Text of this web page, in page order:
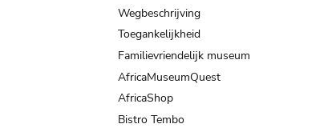
Wegbeschrijving
Toegankelijkheid
Familievriendelijk museum
AfricaMuseumQuest
AfricaShop
Bistro Tembo